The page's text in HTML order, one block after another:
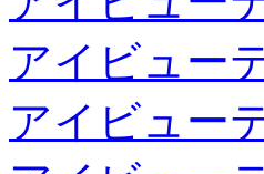
アイビュー
アイビュー